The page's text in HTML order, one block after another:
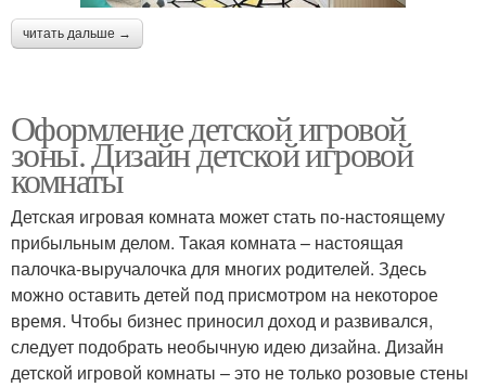
читать дальше →
Оформление детской игровой
зоны. Дизайн детской игровой
комнаты
Детская игровая комната может стать по-настоящему
прибыльным делом. Такая комната – настоящая
палочка-выручалочка для многих родителей. Здесь
можно оставить детей под присмотром на некоторое
время. Чтобы бизнес приносил доход и развивался,
следует подобрать необычную идею дизайна. Дизайн
детской игровой комнаты – это не только розовые стены